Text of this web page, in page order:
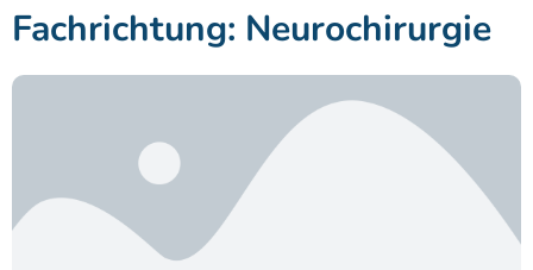
Fachrichtung: Neurochirurgie